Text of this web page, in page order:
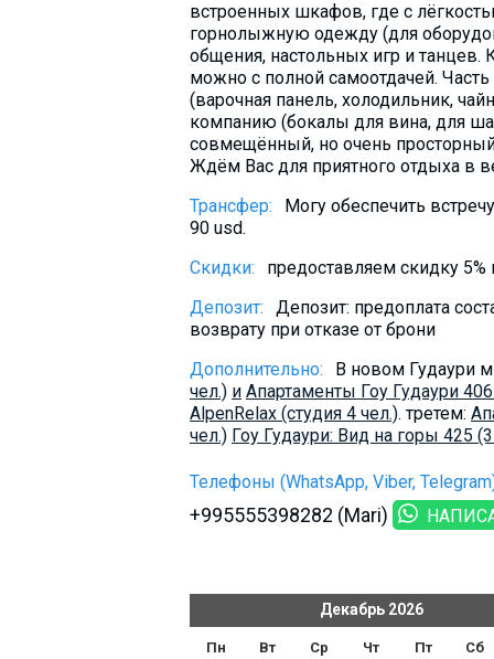
встроенных шкафов, где с
горнолыжную одежду (для
общения, настольных игр и танцев.
можно с полной самоотдачей.
(варочная панель, холодильник,
компанию (бокалы для вина, для
совмещённый, но очень
Ждём Вас для приятного отдыха в
Трансфер:
Могу обеспечить
90 usd.
Скидки:
предоставляем скидку
Депозит:
Депозит: предоплата
возврату при отказе от брони
Дополнительно:
В новом Гудаури
чел.) и Апартаменты Гоу Гудаури
AlpenRelax (студия 4 чел.). третем:
чел.) Гоу Гудаури: Вид на горы 425
Телефоны (WhatsApp, Viber,
+995555398282 (Mari)
Декабрь 2026
Пн Вт Ср Чт Пт Сб